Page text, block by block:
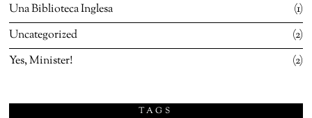
Una Biblioteca Inglesa
1
Uncategorized
2
Yes, Minister!
2
TAGS